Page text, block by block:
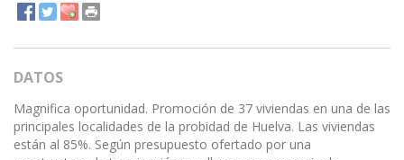
DATOS
Magnifica oportunidad. Promoción de 37 viviendas en una de las
principales localidades de la probidad de Huelva. Las viviendas
están al 85%. Según presupuesto ofertado por una